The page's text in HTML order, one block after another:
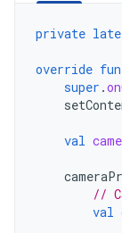
private
override fun
super .
val
//
val